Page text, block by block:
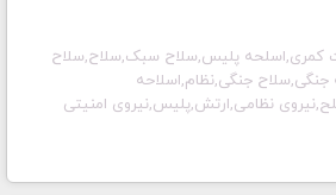
کمری,اسلحه پلیس,سلاح سبک,سلاح,سلاح
جنگی,نظام,اسلاحه
نظامی,ارتش,پلیس,نیروی امنیتی